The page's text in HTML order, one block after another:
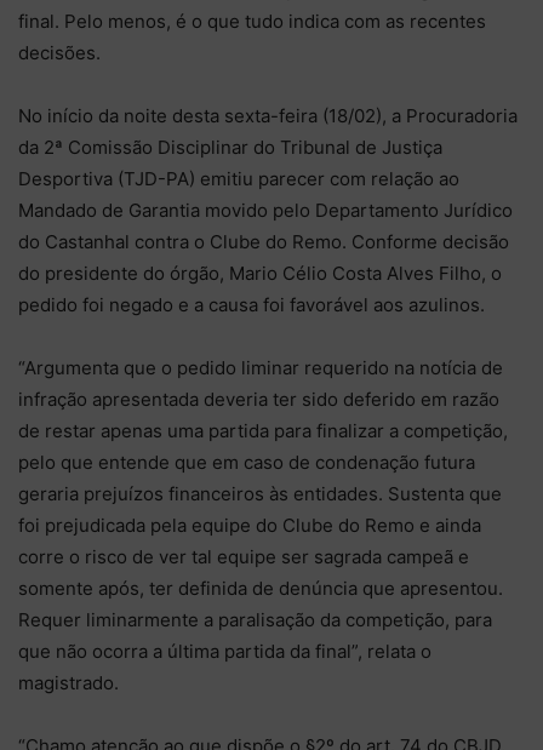
final. Pelo menos, é o que tudo indica com as recentes
decisões.
No início da noite desta sexta-feira (18/02), a Procuradoria
da 2ª Comissão Disciplinar do Tribunal de Justiça
Desportiva (TJD-PA) emitiu parecer com relação ao
Mandado de Garantia movido pelo Departamento Jurídico
do Castanhal contra o Clube do Remo. Conforme decisão
do presidente do órgão, Mario Célio Costa Alves Filho, o
pedido foi negado e a causa foi favorável aos azulinos.
“Argumenta que o pedido liminar requerido na notícia de
infração apresentada deveria ter sido deferido em razão
de restar apenas uma partida para finalizar a competição,
pelo que entende que em caso de condenação futura
geraria prejuízos financeiros às entidades. Sustenta que
foi prejudicada pela equipe do Clube do Remo e ainda
corre o risco de ver tal equipe ser sagrada campeã e
somente após, ter definida de denúncia que apresentou.
Requer liminarmente a paralisação da competição, para
que não ocorra a última partida da final”, relata o
magistrado.